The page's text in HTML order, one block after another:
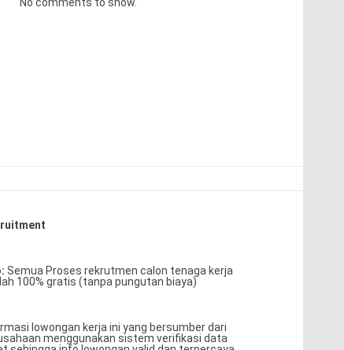
Semua Proses rekrutmen calon tenaga kerja
100% gratis (tanpa pungutan biaya)
lowongan kerja ini yang bersumber dari
menggunakan sistem verifikasi data